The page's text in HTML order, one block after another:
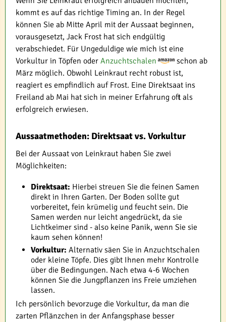
kommt es auf das richtige Timing an. In der Regel
können Sie ab Mitte April mit der Aussaat beginnen,
vorausgesetzt, Jack Frost hat sich endgültig
verabschiedet. Für Ungeduldige wie mich ist eine
Vorkultur in Töpfen oder Anzuchtschalen
schon ab
März möglich. Obwohl Leinkraut recht robust ist,
reagiert es empfindlich auf Frost. Eine Direktsaat ins
Freiland ab Mai hat sich in meiner Erfahrung oft als
erfolgreich erwiesen.
Aussaatmethoden: Direktsaat vs. Vorkultur
Bei der Aussaat von Leinkraut haben Sie zwei
Möglichkeiten:
Direktsaat: Hierbei streuen Sie die feinen Samen
direkt in Ihren Garten. Der Boden sollte gut
vorbereitet, fein krümelig und feucht sein. Die
Samen werden nur leicht angedrückt, da sie
Lichtkeimer sind - also keine Panik, wenn Sie sie
kaum sehen können!
Vorkultur: Alternativ säen Sie in Anzuchtschalen
oder kleine Töpfe. Dies gibt Ihnen mehr Kontrolle
über die Bedingungen. Nach etwa 4-6 Wochen
können Sie die Jungpflanzen ins Freie umziehen
lassen.
Ich persönlich bevorzuge die Vorkultur, da man die
zarten Pflänzchen in der Anfangsphase besser